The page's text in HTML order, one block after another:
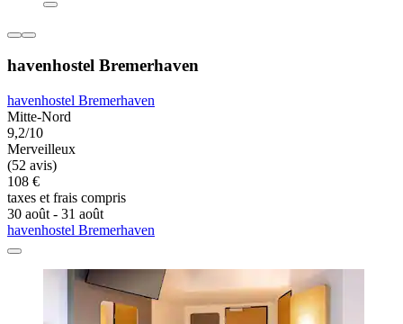
havenhostel Bremerhaven
havenhostel Bremerhaven
Mitte-Nord
9,2/10
Merveilleux
(52 avis)
108 €
taxes et frais compris
30 août - 31 août
havenhostel Bremerhaven